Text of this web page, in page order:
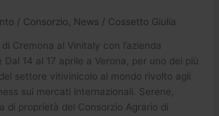
/ Consorzio News / Cossetto Giulia
Cremona al Vinitaly con l’azienda
14 al 17 aprile a Verona, per uno dei più
settore vitivinicolo al mondo rivolto agli
sui mercati internazionali. Serene,
di proprietà del Consorzio Agrario di